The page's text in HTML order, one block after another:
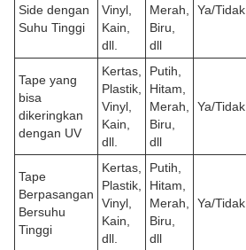
Side dengan
Suhu Tinggi
Vinyl,
Kain,
dll.
Merah,
Biru,
dll
Ya/Tidak
Tape yang
bisa
dikeringkan
dengan UV
Kertas,
Plastik,
Vinyl,
Kain,
dll.
Putih,
Hitam,
Merah,
Biru,
dll
Ya/Tidak
Tape
Berpasangan
Bersuhu
Tinggi
Kertas,
Plastik,
Vinyl,
Kain,
dll.
Putih,
Hitam,
Merah,
Biru,
dll
Ya/Tidak